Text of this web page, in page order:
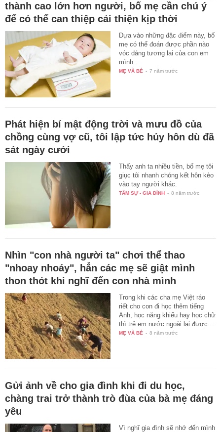
thành cao lớn hơn người, bố mẹ cần chú ý
để có thể can thiệp cải thiện kịp thời
Dựa vào những đặc điểm này, bố
mẹ có thể đoán được phần nào
vóc dáng tương lai của con em
mình.
MẸ VÀ BÉ - 7 năm trước
Phát hiện bí mật động trời và mưu đồ của
chồng cùng vợ cũ, tôi lập tức hủy hôn dù đã
sát ngày cưới
Thấy anh ta nhiều tiền, bố mẹ tôi
giục tôi nhanh chóng kết hôn kẻo
vào tay người khác.
TÂM SỰ - GIA ĐÌNH - 8 năm trước
Nhìn "con nhà người ta" chơi thể thao
"nhoay nhoáy", hẳn các mẹ sẽ giật mình
thon thót khi nghĩ đến con nhà mình
Trong khi các cha mẹ Việt ráo
riết cho con đi học thêm tiếng
Anh, học năng khiếu hay học chữ
thì trẻ em nước ngoài lại được…
MẸ VÀ BÉ - 8 năm trước
Gửi ảnh về cho gia đình khi đi du học,
chàng trai trở thành trò đùa của bà mẹ đáng
yêu
Vì nghĩ gia đình sẽ nhớ đến mình